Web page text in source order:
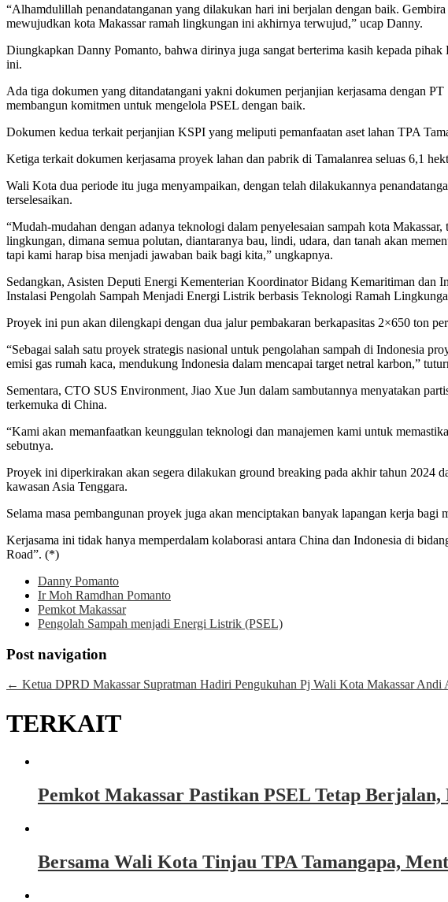
“Alhamdulillah penandatanganan yang dilakukan hari ini berjalan dengan baik.
mewujudkan kota Makassar ramah lingkungan ini akhirnya terwujud,” ucap Danny.
Diungkapkan Danny Pomanto, bahwa dirinya juga sangat berterima kasih kepada
ini.
Ada tiga dokumen yang ditandatangani yakni dokumen perjanjian kerjasama dengan
membangun komitmen untuk mengelola PSEL dengan baik.
Dokumen kedua terkait perjanjian KSPI yang meliputi pemanfaatan aset lahan TPA
Ketiga terkait dokumen kerjasama proyek lahan dan pabrik di Tamalanrea seluas 6,1
Wali Kota dua periode itu juga menyampaikan, dengan telah dilakukannya
terselesaikan.
“Mudah-mudahan dengan adanya teknologi dalam penyelesaian sampah kota
lingkungan, dimana semua polutan, diantaranya bau, lindi, udara, dan tanah akan
tapi kami harap bisa menjadi jawaban baik bagi kita,” ungkapnya.
Sedangkan, Asisten Deputi Energi Kementerian Koordinator Bidang Kemaritiman dan
Instalasi Pengolah Sampah Menjadi Energi Listrik berbasis Teknologi Ramah
Proyek ini pun akan dilengkapi dengan dua jalur pembakaran berkapasitas 2×650 ton
“Sebagai salah satu proyek strategis nasional untuk pengolahan sampah di Indonesia
emisi gas rumah kaca, mendukung Indonesia dalam mencapai target netral karbon,”
Sementara, CTO SUS Environment, Jiao Xue Jun dalam sambutannya menyatakan
terkemuka di China.
“Kami akan memanfaatkan keunggulan teknologi dan manajemen kami untuk
sebutnya.
Proyek ini diperkirakan akan segera dilakukan ground breaking pada akhir tahun 2024
kawasan Asia Tenggara.
Selama masa pembangunan proyek juga akan menciptakan banyak lapangan kerja
Kerjasama ini tidak hanya memperdalam kolaborasi antara China dan Indonesia di
Road”. (*)
Danny Pomanto
Ir Moh Ramdhan Pomanto
Pemkot Makassar
Pengolah Sampah menjadi Energi Listrik (PSEL)
Post navigation
← Ketua DPRD Makassar Supratman Hadiri Pengukuhan Pj Wali Kota Makassar Andi
TERKAIT
Pemkot Makassar Pastikan PSEL Tetap
Bersama Wali Kota Tinjau TPA Tamangapa,